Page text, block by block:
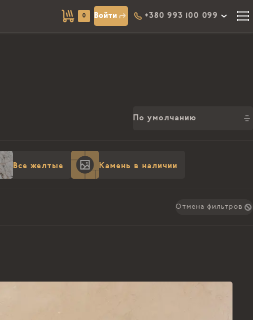
0 Войти +380 993 100 099
По умолчанию
Все желтые Камень в наличии
Отмена фильтров